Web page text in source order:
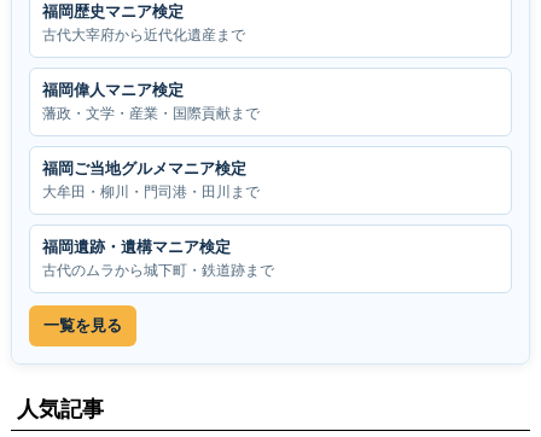
福岡歴史マニア検定
古代大宰府から近代化遺産まで
福岡偉人マニア検定
藩政・文学・産業・国際貢献まで
福岡ご当地グルメマニア検定
大牟田・柳川・門司港・田川まで
福岡遺跡・遺構マニア検定
古代のムラから城下町・鉄道跡まで
一覧を見る
人気記事